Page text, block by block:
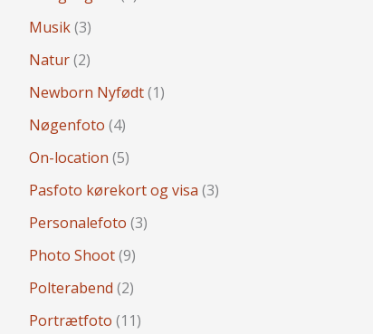
Musik(3)
Natur(2)
Newborn Nyfødt(1)
Nøgenfoto (4)
On-location (5)
Pasfoto kørekort og visa (3)
Personalefoto (3)
Photo Shoot(9)
Polterabend (2)
Portrætfoto (11)